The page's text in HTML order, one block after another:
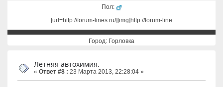
Пол:
[url=http://forum-lines.ru/][img]http://forum-line
Город: Горловка
Летняя автохимия.
« Ответ #8 : 23 Марта 2013, 22:28:04 »